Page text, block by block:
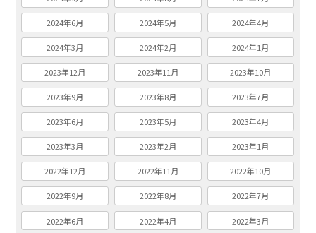
2024年6月 2024年5月 2024年4月
2024年3月 2024年2月 2024年1月
2023年12月 2023年11月 2023年10月
2023年9月 2023年8月 2023年7月
2023年6月 2023年5月 2023年4月
2023年3月 2023年2月 2023年1月
2022年12月 2022年11月 2022年10月
2022年9月 2022年8月 2022年7月
2022年6月 2022年4月 2022年3月